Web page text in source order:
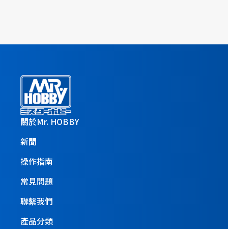
關於Mr. HOBBY
新聞
操作指南
常見問題
聯繫我們
產品分類